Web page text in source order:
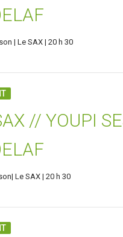
| Le SAX | 20 h 30
// YOUPI
Le SAX | 20 h 30